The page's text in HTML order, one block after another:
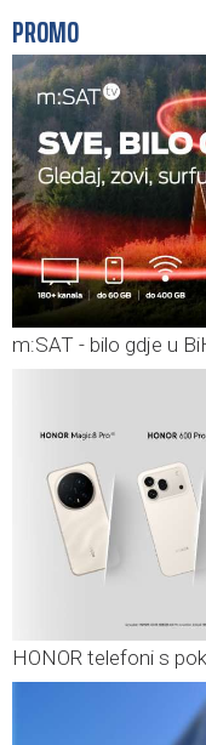
PROMO
m:SAT - bilo gdje u
HONOR telefoni s